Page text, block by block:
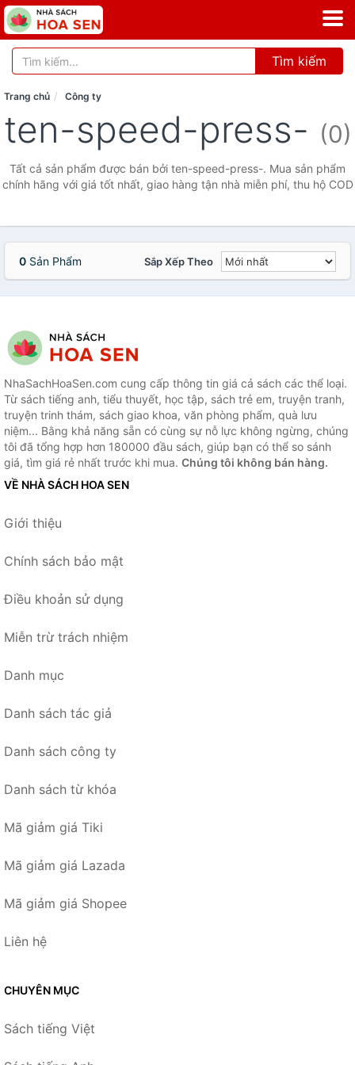
Tìm kiếm
Trang chủ Công ty
ten-speed-press- (0)
Tất cả sản phẩm được bán bởi ten-speed-press-. Mua sản phẩm
chính hãng với giá tốt nhất, giao hàng tận nhà miễn phí, thu hộ COD
0 Sản Phẩm Sắp Xếp Theo
NhaSachHoaSen.com cung cấp thông tin giá cả sách các thể loại.
Từ sách tiếng anh, tiểu thuyết, học tập, sách trẻ em, truyện tranh,
truyện trinh thám, sách giao khoa, văn phòng phẩm, quà lưu
niệm... Bằng khả năng sẵn có cùng sự nỗ lực không ngừng, chúng
tôi đã tổng hợp hơn 180000 đầu sách, giúp bạn có thể so sánh
giá, tìm giá rẻ nhất trước khi mua. Chúng tôi không bán hàng.
VỀ NHÀ SÁCH HOA SEN
Giới thiệu
Chính sách bảo mật
Điều khoản sử dụng
Miễn trừ trách nhiệm
Danh mục
Danh sách tác giả
Danh sách công ty
Danh sách từ khóa
Mã giảm giá Tiki
Mã giảm giá Lazada
Mã giảm giá Shopee
Liên hệ
CHUYÊN MỤC
Sách tiếng Việt